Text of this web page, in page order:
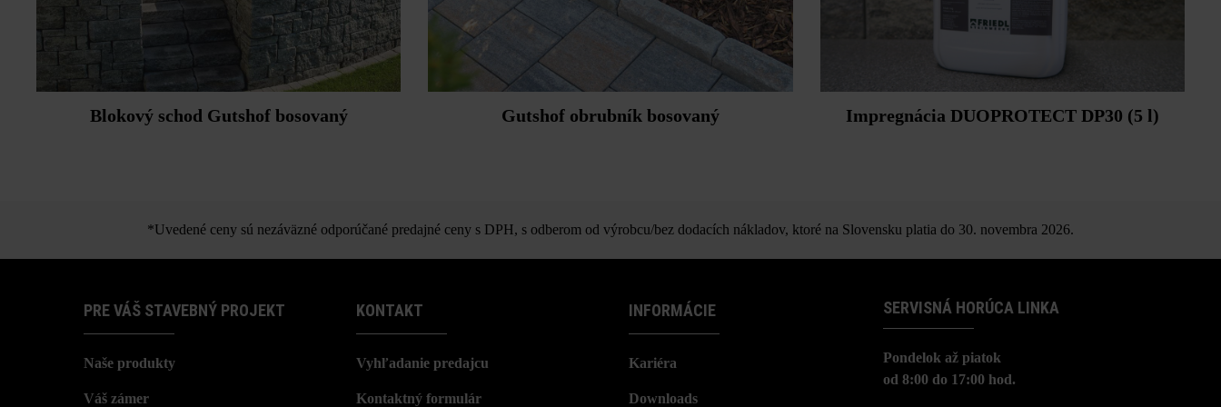
Blokový schod Gutshof bosovaný Gutshof obrubník bosovaný Impregnácia DUOPROTECT DP30 (5 l)
*Uvedené ceny sú nezáväzné odporúčané predajné ceny s DPH, s odberom od výrobcu/bez dodacích nákladov, ktoré na Slovensku platia do 30. novembra 2026.
PRE VÁŠ STAVEBNÝ PROJEKT
Naše produkty
Váš zámer
KONTAKT
Vyhľadanie predajcu
Kontaktný formulár
INFORMÁCIE
Kariéra
Downloads
SERVISNÁ HORÚCA LINKA
Pondelok až piatok
od 8:00 do 17:00 hod.